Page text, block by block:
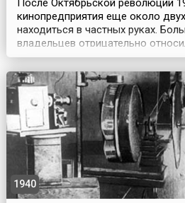
После Октябрьской революции
кинопредприятия еще около
находиться в частных руках.
владельцев отрицательно
первые дни Советской власти
выдавать камеры и пленку
желали запечатлеть для
события — у владельцев частных
приоритеты. В о...
1940